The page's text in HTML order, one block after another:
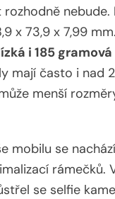
nebude.
x 73,9 x 7,99 mm.
i 185 gramová
mají často i nad
menší
mobilu se
rámečků.
se selfie